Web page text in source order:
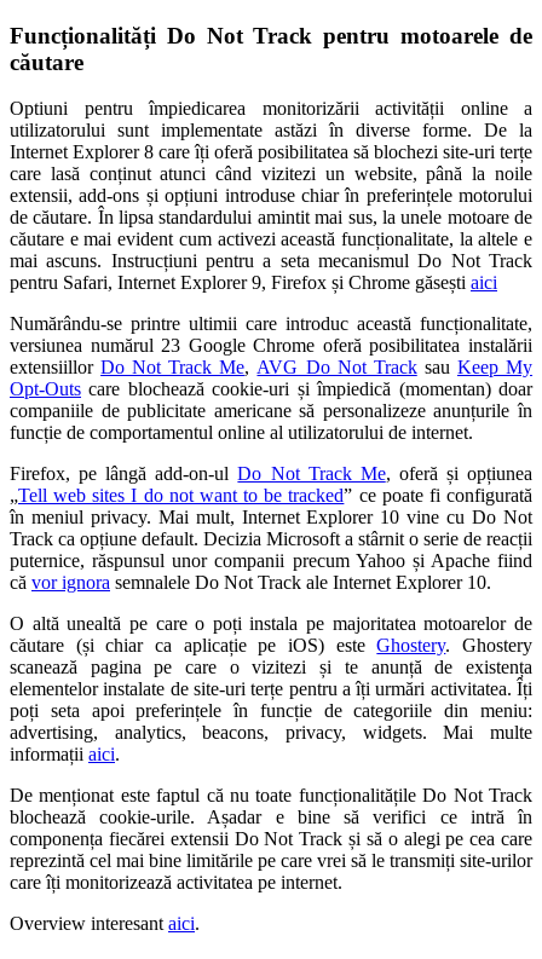
Funcționalități Do Not Track pentru motoarele de
căutare
Optiuni pentru împiedicarea monitorizării activității online a
utilizatorului sunt implementate astăzi în diverse forme. De la
Internet Explorer 8 care îți oferă posibilitatea să blochezi site-uri terțe
care lasă conținut atunci când vizitezi un website, până la noile
extensii, add-ons și opțiuni introduse chiar în preferințele motorului
de căutare. În lipsa standardului amintit mai sus, la unele motoare de
căutare e mai evident cum activezi această funcționalitate, la altele e
mai ascuns. Instrucțiuni pentru a seta mecanismul Do Not Track
pentru Safari, Internet Explorer 9, Firefox și Chrome găsești aici
Numărându-se printre ultimii care introduc această funcționalitate,
versiunea numărul 23 Google Chrome oferă posibilitatea instalării
extensiillorDo Not Track Me, AVG Do Not Tracksau Keep My
Opt-Outs care blochează cookie-uri și împiedică (momentan) doar
companiile de publicitate americane să personalizeze anunțurile în
funcție de comportamentul online al utilizatorului de internet.
Firefox, pe lângă add-on-ulDo Not Track Me, oferă și opțiunea
„Tell web sites I do not want to be tracked” ce poate fi configurată
în meniul privacy. Mai mult, Internet Explorer 10 vine cu Do Not
Track ca opțiune default. Decizia Microsoft a stârnit o serie de reacții
puternice, răspunsul unor companii precum Yahoo și Apache fiind
că vor ignora semnalele Do Not Track ale Internet Explorer 10.
O altă unealtă pe care o poți instala pe majoritatea motoarelor de
căutare (și chiar ca aplicație pe iOS) esteGhostery. Ghostery
scanează pagina pe care o vizitezi și te anunță de existența
elementelor instalate de site-uri terțe pentru a îți urmări activitatea. Îți
poți seta apoi preferințele în funcție de categoriile din meniu:
advertising, analytics, beacons, privacy, widgets. Mai multe
informații aici.
De menționat este faptul că nu toate funcționalitățile Do Not Track
blochează cookie-urile. Așadar e bine să verifici ce intră în
componența fiecărei extensii Do Not Track și să o alegi pe cea care
reprezintă cel mai bine limitările pe care vrei să le transmiți site-urilor
care îți monitorizează activitatea pe internet.
Overview interesant aici.